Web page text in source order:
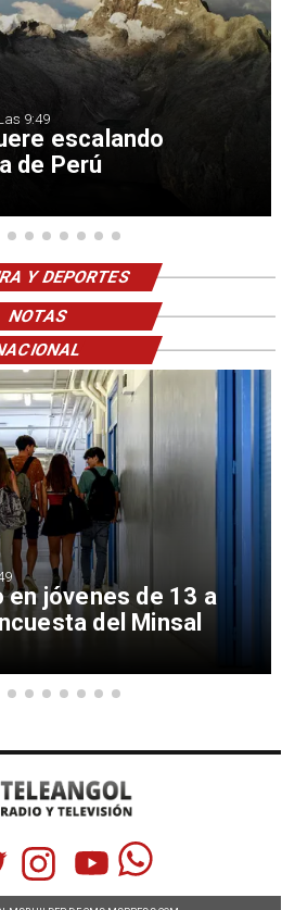
escalando
de Perú
9:49
Y DEPORTES
NOTAS
jóvenes de 13 a
del Minsal